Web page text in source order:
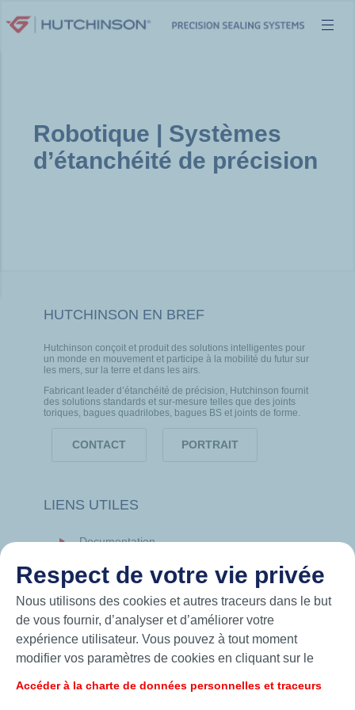
au
Robotique | Systèmes
d’étanchéité de précision
HUTCHINSON EN BREF
Hutchinson conçoit et produit des solutions intelligentes pour
un monde en mouvement et participe à la mobilité du futur sur
les mers, sur la terre et dans les airs.
Fabricant leader d’étanchéité de précision, Hutchinson fournit
des solutions standards et sur-mesure telles que des joints
toriques, bagues quadrilobes, bagues BS et joints de forme.
CONTACT PORTRAIT
LIENS UTILES
Documentation
Hutchinson.com
Respect de votre vie privée
Nous utilisons des cookies et autres traceurs dans le but
de vous fournir, d’analyser et d’améliorer votre
expérience utilisateur. Vous pouvez à tout moment
modifier vos paramètres de cookies en cliquant sur le
« J’accepte », vous acceptez le dépôt de l’ensemble des
Accéder à la charte de données personnelles et traceurs